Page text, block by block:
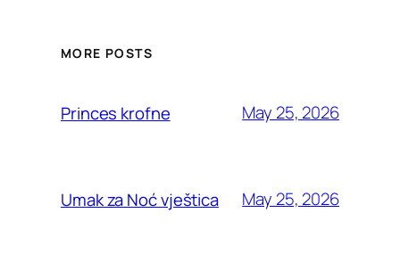
MORE POSTS
Princes krofne May 25, 2026
Umak za Noć vještica May 25, 2026